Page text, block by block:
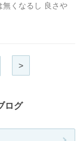
無くなるし 良さや
>
ログ